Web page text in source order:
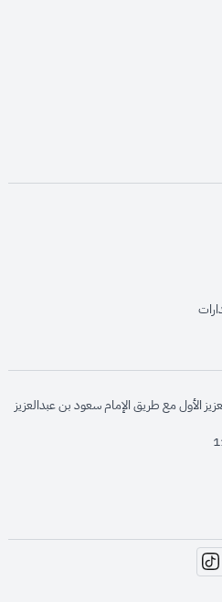
opens
opens
opens in new window
الأول مع طريق الإمام سعود بن عبدالعزيز
opens in
opens in new
opens in new window